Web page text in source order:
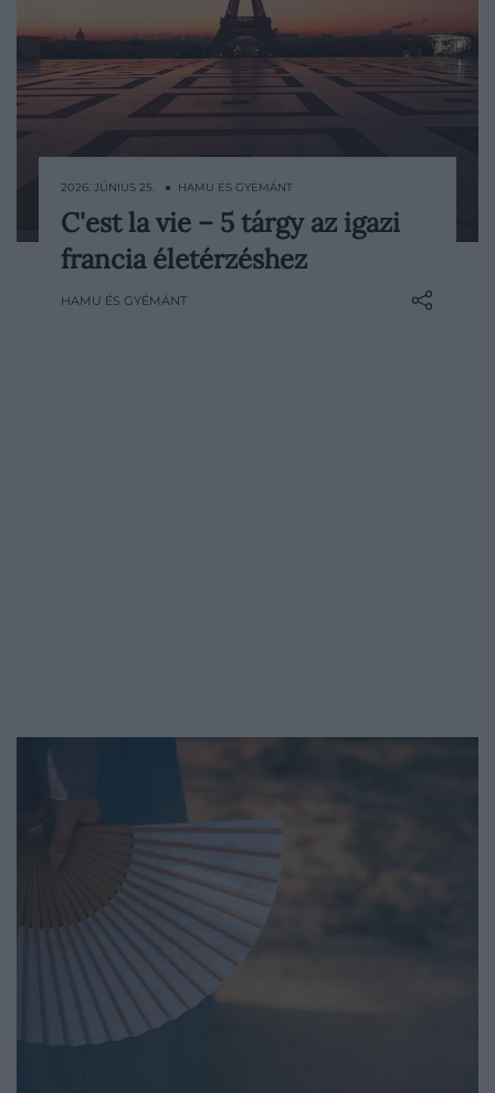
Akik jártak már Franciaországban, azok
örökre szívükbe zárják az élményt. Ezt az
2026. JÚNIUS 25. ● HAMU ÉS GYÉMÁNT
C'est la vie – 5 tárgy az igazi
francia életérzéshez
HAMU ÉS GYÉMÁNT